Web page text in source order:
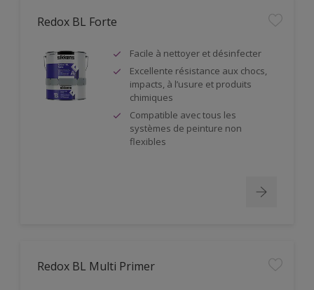
Redox BL Forte
Facile à nettoyer et désinfecter
Excellente résistance aux chocs,
impacts, à l’usure et produits
chimiques
Compatible avec tous les
systèmes de peinture non
flexibles
Redox BL Multi Primer